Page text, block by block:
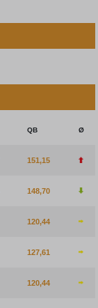
QB Ø
151,15
148,70
120,44
127,61
120,44